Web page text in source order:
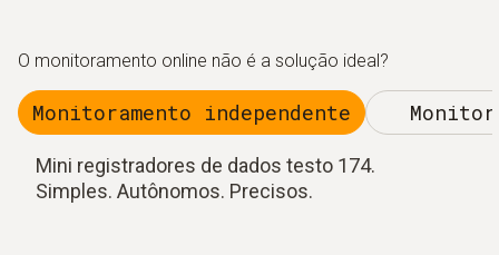
O monitoramento online não é a solução ideal?
Monitoramento independente
Mini registradores de dados testo 174.
Simples. Autônomos. Precisos.